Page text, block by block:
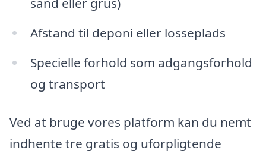
Afstand til deponi eller losseplads
Specielle forhold som adgangsforhold
og transport
Ved at bruge vores platform kan du nemt
indhente tre gratis og uforpligtende